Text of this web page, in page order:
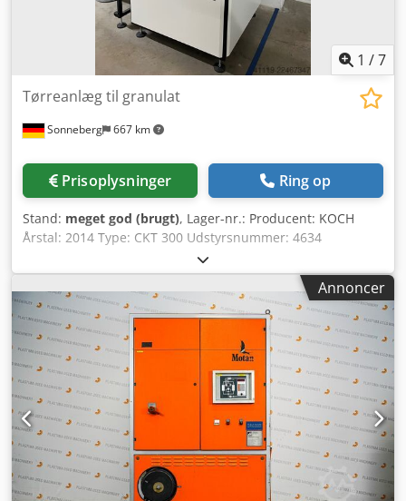
1 /7
Sonneberg 667 km
Tørreanlæg til granulat
Prisoplysninger Ring op
Stand: meget god (brugt), Lager-nr.: Producent: KOCH
Årstal: 2014 Type: CKT 300 Udstyrsnummer: 4634
Dcodpfxozqy Exs Ab Rek Temperaturområde: Tryk: bar
Granulattank: 1 x 60 liter, 1 x 100 liter, 2 x 150 liter
Fordelingsstation Styring til tørring Styring til fordeling
Udstyr: stationært Bemærkning: Tilslutning: 30 kW
Annoncer